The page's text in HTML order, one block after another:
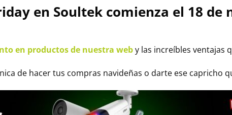
en Soultek comienza el 18
en productos de nuestra weby las increíbles ventajas
de hacer tus compras navideñas o darte ese capricho